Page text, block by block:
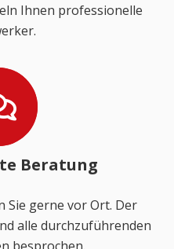
Ihnen professionelle
Beratung
Sie gerne vor Ort. Der
alle durchzuführenden